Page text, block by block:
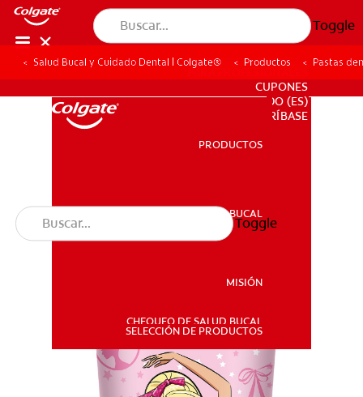
Toggle
SALUD BUCAL
CHEQUEO DE SALUD BUCAL
PARA PROFESIONALES
CUPONES
DO (ES)
SUSCRÍBASE
PRODUCTOS
SALUD BUCAL
MISIÓN
CHEQUEO DE SALUD BUCAL
SELECCIÓN DE PRODUCTOS
Toggle
Salud Bucal y Cuidado Dental | Colgate® Productos Pastas